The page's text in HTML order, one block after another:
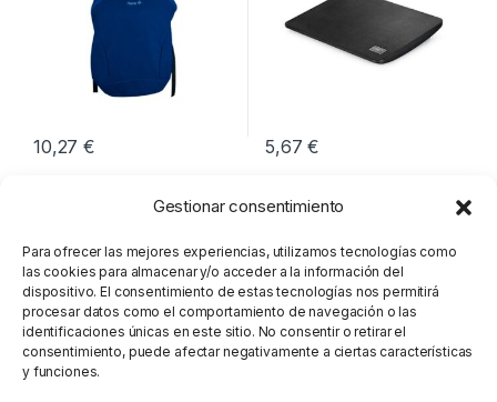
Gestionar consentimiento
Para ofrecer las mejores experiencias, utilizamos tecnologías como
las cookies para almacenar y/o acceder a la información del
dispositivo. El consentimiento de estas tecnologías nos permitirá
procesar datos como el comportamiento de navegación o las
identificaciones únicas en este sitio. No consentir o retirar el
consentimiento, puede afectar negativamente a ciertas características
y funciones.
10,27€ 5,67€